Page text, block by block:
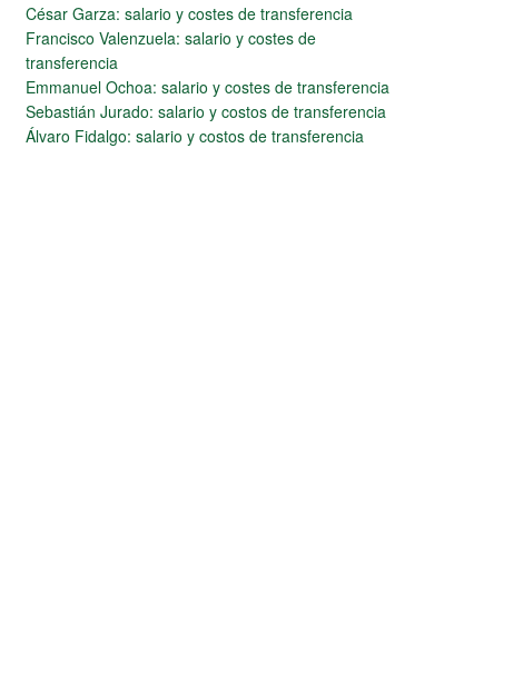
César Garza: salario y costes de transferencia
Francisco Valenzuela: salario y costes de
transferencia
Emmanuel Ochoa: salario y costes de transferencia
Sebastián Jurado: salario y costos de transferencia
Álvaro Fidalgo: salario y costos de transferencia